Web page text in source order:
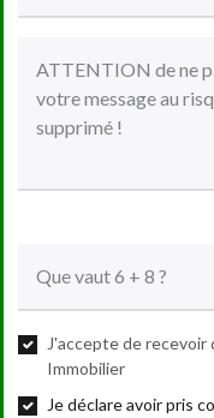
J'accepte de recevoir
Immobilier
Je déclare avoir pris